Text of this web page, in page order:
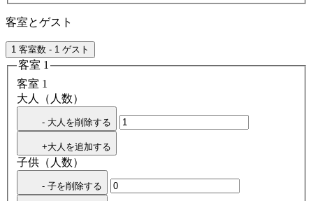
客室とゲスト
1 客室数 - 1 ゲスト
客室 1
客室 1
大人（人数）
- 大人を削除する
+大人を追加する
子供（人数）
- 子を削除する